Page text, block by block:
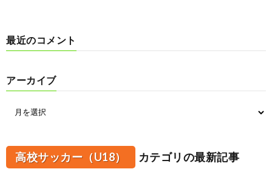
最近のコメント
アーカイブ
高校サッカー（U18） カテゴリの最新記事